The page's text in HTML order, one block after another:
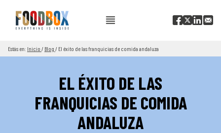
Estás en: Inicio / Blog / El éxito de las franquicias de comida andaluza
EL ÉXITO DE LAS
FRANQUICIAS DE COMIDA
ANDALUZA